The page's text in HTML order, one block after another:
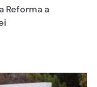
Reforma a